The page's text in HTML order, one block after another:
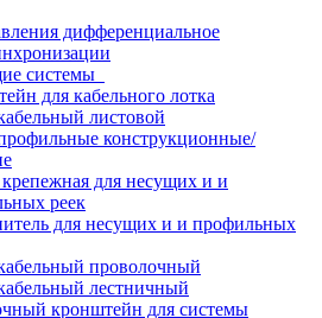
дифференциальное
системы
для кабельного лотка
листовой
конструкционные/
крепежная для несущих и и
реек
для несущих и и профильных
проволочный
лестничный
кронштейн для системы